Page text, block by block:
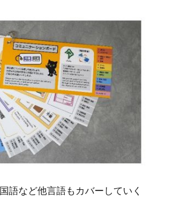
語など他言語もカバーしていく